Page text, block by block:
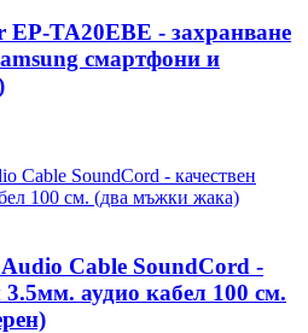
EP-TA20EBE - захранване
смартфони и
Cable SoundCord -
аудио кабел 100 см.